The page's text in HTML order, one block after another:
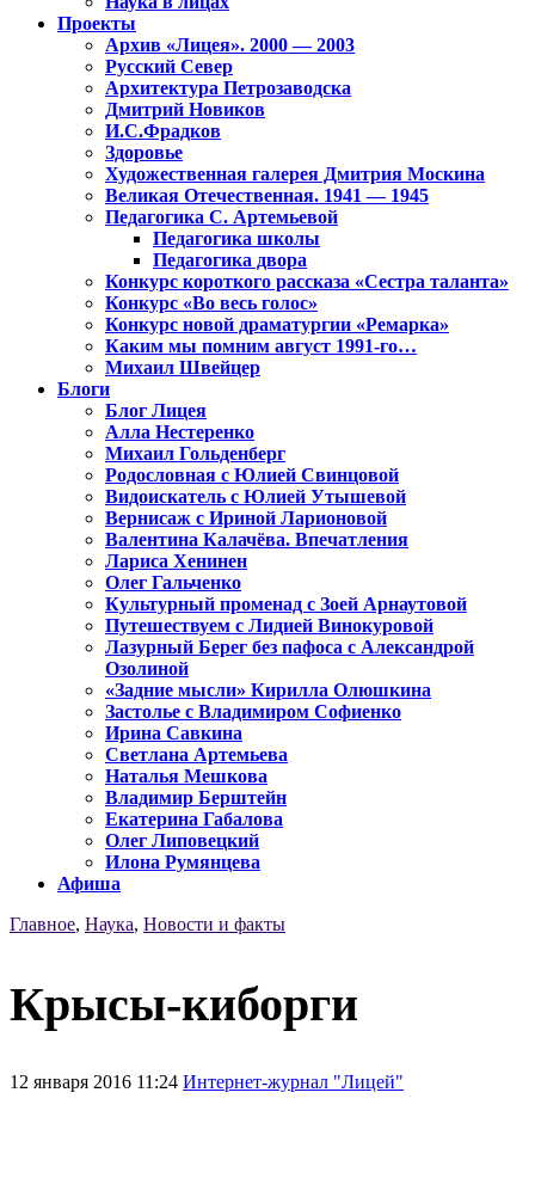
Проекты
Архив «Лицея». 2000 — 2003
Русский Север
Архитектура Петрозаводска
Дмитрий Новиков
И.С.Фрадков
Здоровье
Художественная галерея Дмитрия Москина
Великая Отечественная. 1941 — 1945
Педагогика С. Артемьевой
Педагогика школы
Педагогика двора
Конкурс короткого рассказа «Сестра таланта»
Конкурс «Во весь голос»
Конкурс новой драматургии «Ремарка»
Каким мы помним август 1991-го…
Михаил Швейцер
Блоги
Блог Лицея
Алла Нестеренко
Михаил Гольденберг
Родословная с Юлией Свинцовой
Видоискатель с Юлией Утышевой
Вернисаж с Ириной Ларионовой
Валентина Калачёва. Впечатления
Лариса Хенинен
Олег Гальченко
Культурный променад с Зоей Арнаутовой
Путешествуем с Лидией Винокуровой
Лазурный Берег без пафоса с Александрой
Озолиной
«Задние мысли» Кирилла Олюшкина
Застолье с Владимиром Софиенко
Ирина Савкина
Светлана Артемьева
Наталья Мешкова
Владимир Берштейн
Екатерина Габалова
Олег Липовецкий
Илона Румянцева
Афиша
Главное, Наука, Новости и факты
Крысы-киборги
12 января 2016 11:24 Интернет-журнал "Лицей"